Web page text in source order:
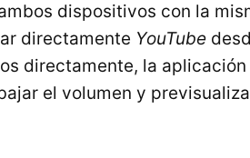
dispositivos con la
directamente YouTube
directamente, la
el volumen y